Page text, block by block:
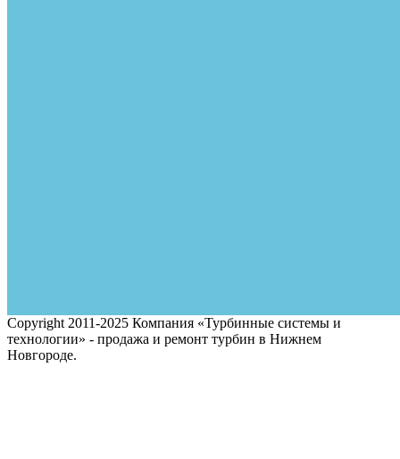
Copyright 2011-2025 Компания «Турбинные системы и
технологии» - продажа и ремонт турбин в Нижнем
Новгороде.